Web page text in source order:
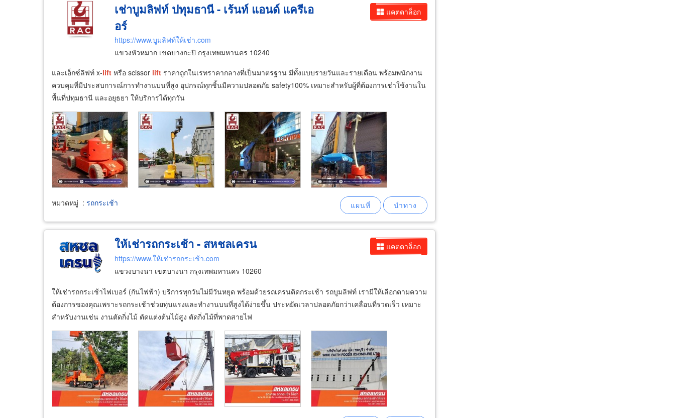
แคตตาล็อก
เช่าบูมลิฟท์ ปทุมธานี - เร้นท์ แอนด์ แครีเอ
อร์
https://www.บูมลิฟท์ให้เช่า.com
แขวงหัวหมาก เขตบางกะปิ กรุงเทพมหานคร 10240
และเอ็กซ์ลิฟท์ x-lift หรือ scissor lift ราคาถูกในเรทราคากลางที่เป็นมาตรฐาน มีทั้งแบบรายวันและรายเดือน พร้อมพนักงาน
ควบคุมที่มีประสบการณ์การทำงานบนที่สูง อุปกรณ์ทุกชิ้นมีความปลอดภัย safety100% เหมาะสำหรับผู้ที่ต้องการเช่าใช้งานใน
พื้นที่ปทุมธานี และอยุธยา ให้บริการได้ทุกวัน
หมวดหมู่ : รถกระเช้า
แคตตาล็อก
ให้เช่ารถกระเช้า - สหชลเครน
https://www.ให้เช่ารถกระเช้า.com
แขวงบางนา เขตบางนา กรุงเทพมหานคร 10260
ให้เช่ารถกระเช้าไฟเบอร์ (กันไฟฟ้า) บริการทุกวันไม่มีวันหยุด พร้อมด้วยรถเครนติดกระเช้า รถบูมลิฟท์ เรามีให้เลือกตามความ
ต้องการของคุณเพราะรถกระเช้าช่วยทุ่นแรงและทำงานบนที่สูงได้ง่ายขึ้น ประหยัดเวลาปลอดภัยกว่าเคลื่อนที่รวดเร็ว เหมาะ
สำหรับงานเช่น งานตัดกิ่งไม้ ตัดแต่งต้นไม้สูง ตัดกิ่งไม้ที่พาดสายไฟ